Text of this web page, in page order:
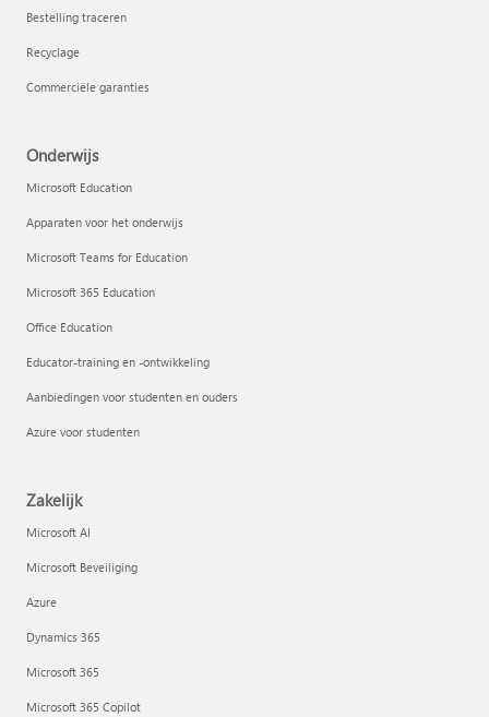
Bestelling traceren
Recyclage
Commerciële garanties
Onderwijs
Microsoft Education
Apparaten voor het onderwijs
Microsoft Teams for Education
Microsoft 365 Education
Office Education
Educator-training en -ontwikkeling
Aanbiedingen voor studenten en ouders
Azure voor studenten
Zakelijk
Microsoft AI
Microsoft Beveiliging
Azure
Dynamics 365
Microsoft 365
Microsoft 365 Copilot